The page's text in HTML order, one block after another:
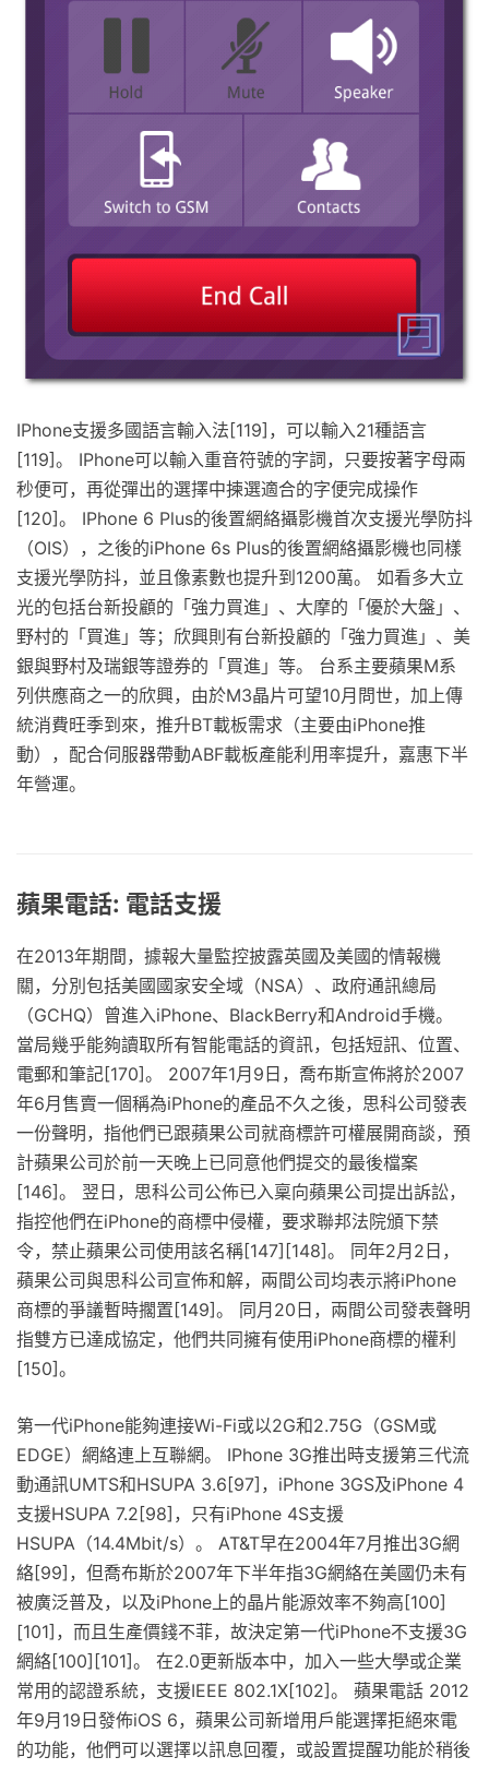
IPhone支援多國語言輸入法[119]，可以輸入21種語言
[119]。 IPhone可以輸入重音符號的字詞，只要按著字母兩
秒便可，再從彈出的選擇中揀選適合的字便完成操作
[120]。 IPhone 6 Plus的後置網絡攝影機首次支援光學防抖
（OIS），之後的iPhone 6s Plus的後置網絡攝影機也同樣
支援光學防抖，並且像素數也提升到1200萬。 如看多大立
光的包括台新投顧的「強力買進」、大摩的「優於大盤」、
野村的「買進」等；欣興則有台新投顧的「強力買進」、美
銀與野村及瑞銀等證券的「買進」等。 台系主要蘋果M系
列供應商之一的欣興，由於M3晶片可望10月問世，加上傳
統消費旺季到來，推升BT載板需求（主要由iPhone推
動），配合伺服器帶動ABF載板產能利用率提升，嘉惠下半
年營運。
蘋果電話: 電話支援
在2013年期間，據報大量監控披露英國及美國的情報機
關，分別包括美國國家安全域（NSA）、政府通訊總局
（GCHQ）曾進入iPhone、BlackBerry和Android手機。
當局幾乎能夠讀取所有智能電話的資訊，包括短訊、位置、
電郵和筆記[170]。 2007年1月9日，喬布斯宣佈將於2007
年6月售賣一個稱為iPhone的產品不久之後，思科公司發表
一份聲明，指他們已跟蘋果公司就商標許可權展開商談，預
計蘋果公司於前一天晚上已同意他們提交的最後檔案
[146]。 翌日，思科公司公佈已入稟向蘋果公司提出訴訟，
指控他們在iPhone的商標中侵權，要求聯邦法院頒下禁
令，禁止蘋果公司使用該名稱[147][148]。 同年2月2日，
蘋果公司與思科公司宣佈和解，兩間公司均表示將iPhone
商標的爭議暫時擱置[149]。 同月20日，兩間公司發表聲明
指雙方已達成協定，他們共同擁有使用iPhone商標的權利
[150]。
第一代iPhone能夠連接Wi-Fi或以2G和2.75G（GSM或
EDGE）網絡連上互聯網。 IPhone 3G推出時支援第三代流
動通訊UMTS和HSUPA 3.6[97]，iPhone 3GS及iPhone 4
支援HSUPA 7.2[98]，只有iPhone 4S支援
HSUPA（14.4Mbit/s）。 AT&T早在2004年7月推出3G網
絡[99]，但喬布斯於2007年下半年指3G網絡在美國仍未有
被廣泛普及，以及iPhone上的晶片能源效率不夠高[100]
[101]，而且生產價錢不菲，故決定第一代iPhone不支援3G
網絡[100][101]。 在2.0更新版本中，加入一些大學或企業
常用的認證系統，支援IEEE 802.1X[102]。 蘋果電話 2012
年9月19日發佈iOS 6，蘋果公司新增用戶能選擇拒絕來電
的功能，他們可以選擇以訊息回覆，或設置提醒功能於稍後